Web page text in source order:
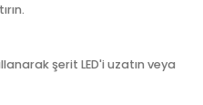
şerit LED'i uzatın veya